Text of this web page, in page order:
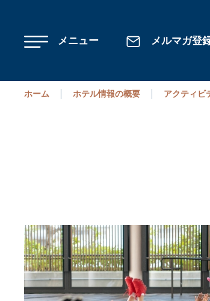
メニュー メルマガ登
ホーム ホテル情報の概要 アクティビ